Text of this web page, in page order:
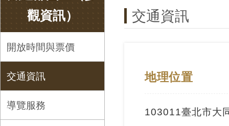
觀資訊）
開放時間與票價
交通資訊
導覽服務
交通資訊
地理位置
103011臺北市大